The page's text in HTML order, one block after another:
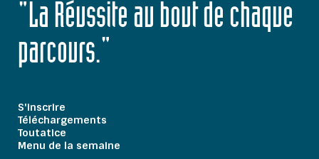
"La Réussite au bout de chaque
parcours."
S'inscrire
Téléchargements
Toutatice
Menu de la semaine